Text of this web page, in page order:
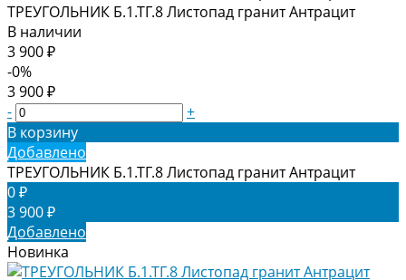
ТРЕУГОЛЬНИК Б.1.ТГ.8 Листопад гранит Антрацит
В наличии
3 900 ₽
-0%
3 900 ₽
-
+
В корзину
Добавлено
ТРЕУГОЛЬНИК Б.1.ТГ.8 Листопад гранит Антрацит
0 ₽
3 900 ₽
Добавлено
Новинка